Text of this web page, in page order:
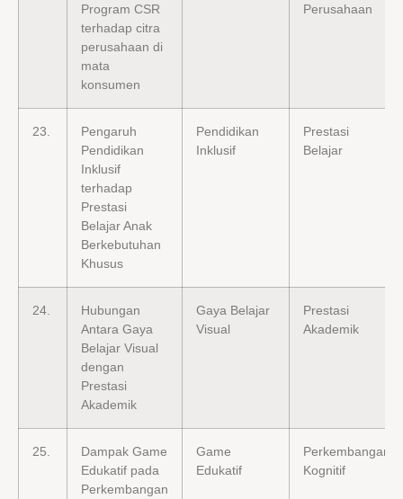
Program CSR
terhadap citra
perusahaan di
mata
konsumen
Perusahaan
23.
Pengaruh
Pendidikan
Inklusif
terhadap
Prestasi
Belajar Anak
Berkebutuhan
Khusus
Pendidikan
Inklusif
Prestasi
Belajar
24.
Hubungan
Antara Gaya
Belajar Visual
dengan
Prestasi
Akademik
Gaya Belajar
Visual
Prestasi
Akademik
25.
Dampak Game
Edukatif pada
Perkembangan
Game
Edukatif
Perkembangan
Kognitif